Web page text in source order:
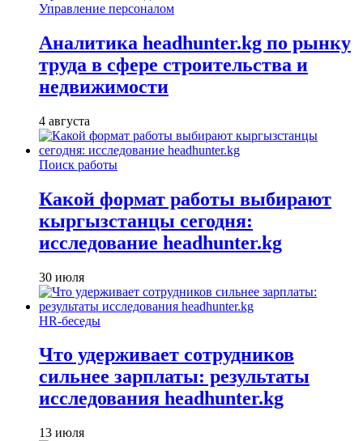
Управление персоналом
Аналитика headhunter.kg по рынку
труда в сфере строительства и
недвижимости
4 августа
Поиск работы
Какой формат работы выбирают
кыргызстанцы сегодня:
исследование headhunter.kg
30 июля
HR-беседы
Что удерживает сотрудников
сильнее зарплаты: результаты
исследования headhunter.kg
13 июля